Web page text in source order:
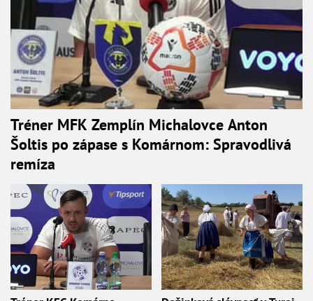
Tréner MFK Zemplín Michalovce Anton
Šoltis po zápase s Komárnom: Spravodlivá
remíza